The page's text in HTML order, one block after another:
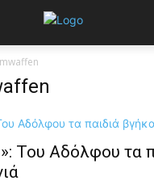
Του Αδόλφου τα